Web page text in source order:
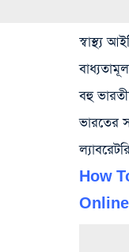
স্বাস্থ্য
বহু
ভারতের
How